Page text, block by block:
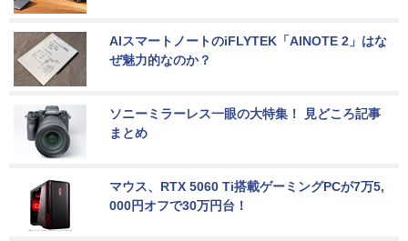
AIスマートノートのiFLYTEK「AINOTE 2」はな
ぜ魅力的なのか？
ソニーミラーレス一眼の大特集！ 見どころ記事
まとめ
マウス、RTX 5060 Ti搭載ゲーミングPCが7万5,
000円オフで30万円台！